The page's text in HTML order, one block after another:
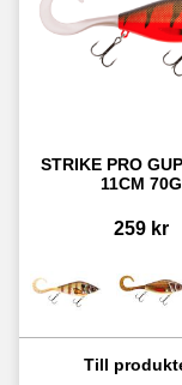
STRIKE PRO
11CM 70G
259kr